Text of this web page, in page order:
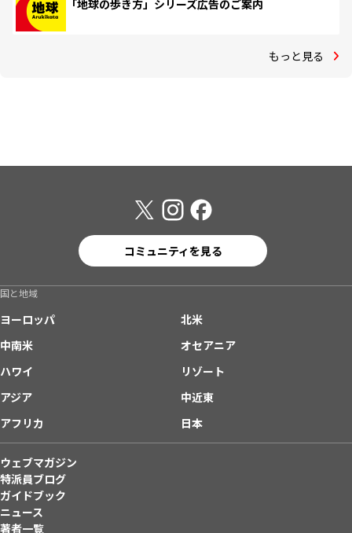
「地球の歩き方」シリーズ広告のご案内
もっと見る
コミュニティを見る
国と地域
ヨーロッパ
北米
中南米
オセアニア
ハワイ
リゾート
アジア
中近東
アフリカ
日本
ウェブマガジン
特派員ブログ
ガイドブック
ニュース
著者一覧